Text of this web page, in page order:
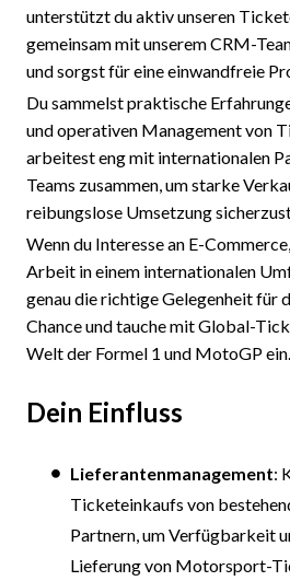
unterstützt du aktiv unseren
gemeinsam mit unserem CRM-
und sorgst für eine einwandfreie
Du sammelst praktische
und operativen Management von
arbeitest eng mit internationalen
Teams zusammen, um starke
reibungslose Umsetzung
Wenn du Interesse an E-
Arbeit in einem internationalen
genau die richtige Gelegenheit für
Chance und tauche mit Global-
Welt der Formel 1 und MotoGP ein.
Dein Einfluss
Lieferantenmanagement:
Ticketeinkaufs von
Partnern, um Verfügbarkeit
Lieferung von Motorsport-